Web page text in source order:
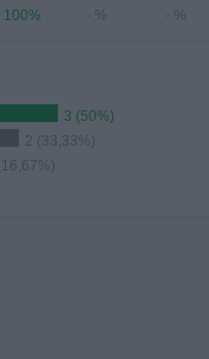
100% - % - %
3 (50%)
2 (33,33%)
(16,67%)